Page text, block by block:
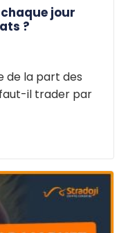
jour
?
de la part des
il trader par